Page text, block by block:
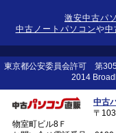
激安中古パ
中古ノートパソコンや中
東京都公安委員会許可 第
2014
中古
〒
物室町ビル8Ｆ